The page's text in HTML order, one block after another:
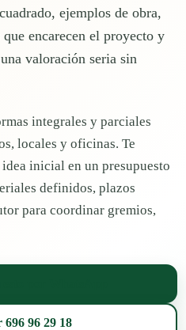
ejemplos de obra,
encarecen el proyecto y
valoración seria sin
integrales y parciales
locales y oficinas. Te
inicial en un presupuesto
definidos, plazos
para coordinar gremios,
96 29 18